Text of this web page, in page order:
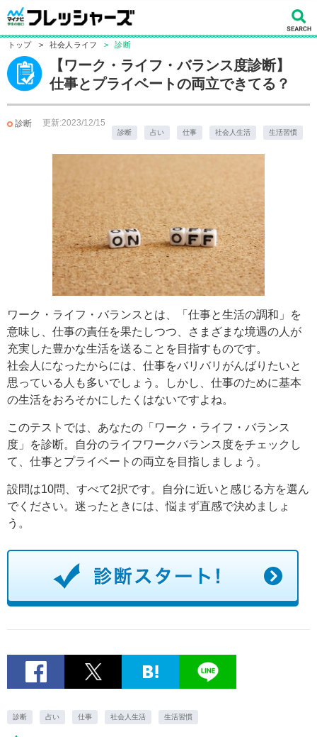
トップ > 社会人ライフ > 診断
【ワーク・ライフ・バランス度診断】
仕事とプライベートの両立できてる？
診断 更新:2023/12/15
診断 占い 仕事 社会人生活 生活習慣
ワーク・ライフ・バランスとは、「仕事と生活の調和」を
意味し、仕事の責任を果たしつつ、さまざまな境遇の人が
充実した豊かな生活を送ることを目指すものです。
社会人になったからには、仕事をバリバリがんばりたいと
思っている人も多いでしょう。しかし、仕事のために基本
の生活をおろそかにしたくはないですよね。
このテストでは、あなたの「ワーク・ライフ・バランス
度」を診断。自分のライフワークバランス度をチェックし
て、仕事とプライベートの両立を目指しましょう。
設問は10問、すべて2択です。自分に近いと感じる方を選ん
でください。迷ったときには、悩まず直感で決めましょ
う。
診断 占い 仕事 社会人生活 生活習慣